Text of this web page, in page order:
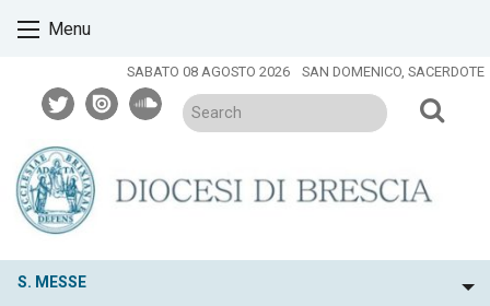
Menu
SABATO 08 AGOSTO 2026 SAN DOMENICO, SACERDOTE
twitterissuusoundcloud
S. MESSE